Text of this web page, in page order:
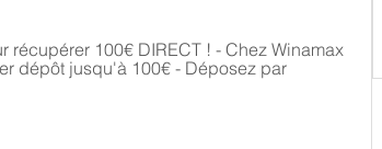
récupérer 100€ DIRECT ! - Chez Winamax
dépôt jusqu'à 100€ - Déposez par